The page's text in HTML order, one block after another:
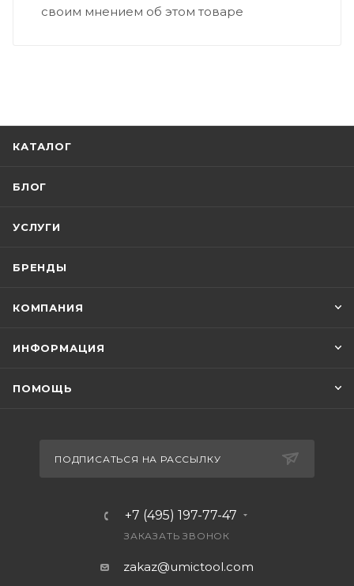
своим мнением об этом товаре
КАТАЛОГ
БЛОГ
УСЛУГИ
БРЕНДЫ
КОМПАНИЯ
ИНФОРМАЦИЯ
ПОМОЩЬ
ПОДПИСАТЬСЯ НА РАССЫЛКУ
+7 (495) 197-77-47
ЗАКАЗАТЬ ЗВОНОК
zakaz@umictool.com